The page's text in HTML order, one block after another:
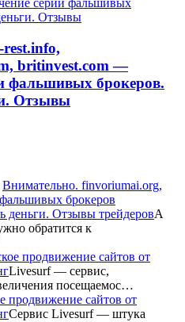
britinvest.com —
фальшивых брокеров.
Отзывы
Внимательно. finvoriumai.org,
брокеров
деньги. Отзывы трейдеровА
обратится к
продвижение сайтов от
Livesurf — сервис,
посещаемос…
продвижение сайтов от
Сервис Livesurf — штука